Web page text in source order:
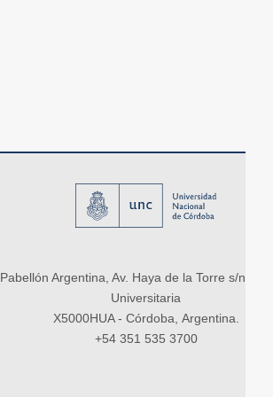
Pabellón Argentina, Av. Haya de la Torre s/n,
Universitaria
X5000HUA - Córdoba, Argentina.
+54 351 535 3700